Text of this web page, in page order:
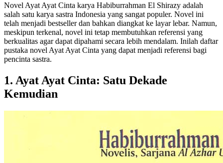
Novel Ayat Ayat Cinta karya Habiburrahman El Shirazy adalah
salah satu karya sastra Indonesia yang sangat populer. Novel ini
telah menjadi bestseller dan bahkan diangkat ke layar lebar. Namun,
meskipun terkenal, novel ini tetap membutuhkan referensi yang
berkualitas agar dapat dipahami secara lebih mendalam. Inilah daftar
pustaka novel Ayat Ayat Cinta yang dapat menjadi referensi bagi
pencinta sastra.
1. Ayat Ayat Cinta: Satu Dekade
Kemudian